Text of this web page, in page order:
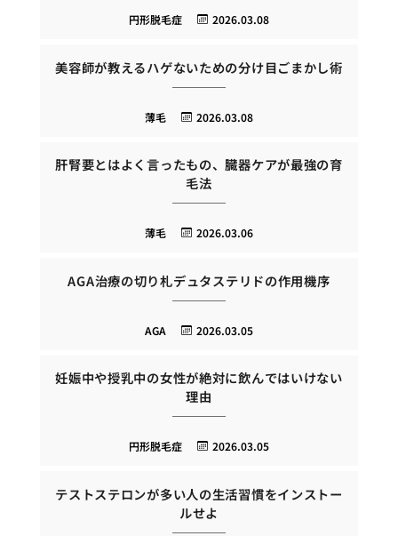
2026.03.08
円形脱毛症
美容師が教えるハゲないための分け目ごまかし術
2026.03.08
薄毛
肝腎要とはよく言ったもの、臓器ケアが最強の育
毛法
2026.03.06
薄毛
AGA治療の切り札デュタステリドの作用機序
2026.03.05
AGA
妊娠中や授乳中の女性が絶対に飲んではいけない
理由
2026.03.05
円形脱毛症
テストステロンが多い人の生活習慣をインストー
ルせよ